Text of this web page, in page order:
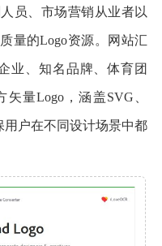
员、市场营销从业者以
量的Logo资源。网站汇
业、知名品牌、体育团
量Logo，涵盖SVG、
用户在不同设计场景中都